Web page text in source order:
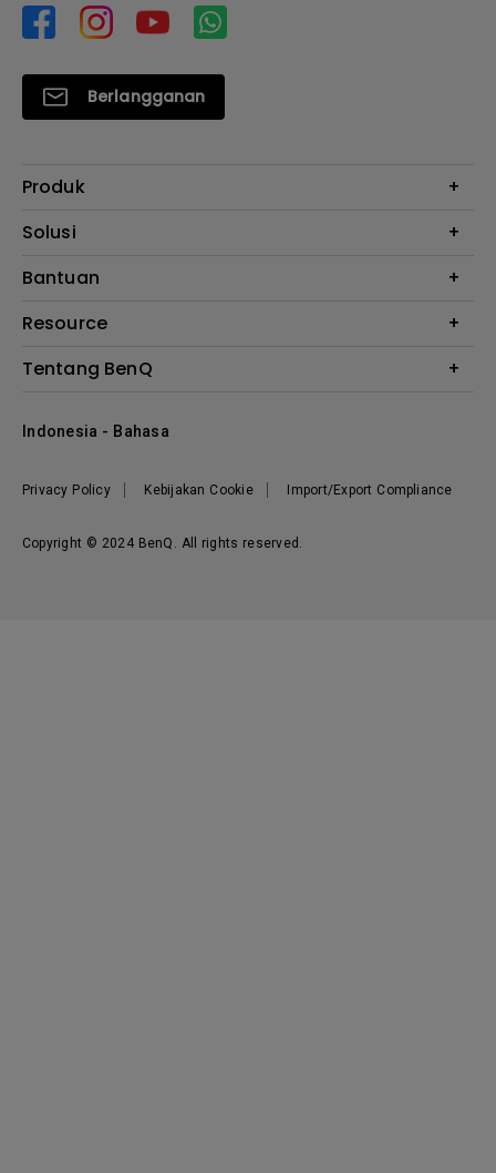
Berlangganan
Produk
Proyektor
Monitor Arm
Monitor Light Bar
Solusi
E-Sports
AQCOLOR
Monitor Eye-Care
Bantuan
Garansi
Layanan Perbaikan
Resource
Where to Buy
Knowledge Center
Tentang BenQ
Berita
Copyright © 2024 BenQ. All rights reserved.
Privacy Policy Kebijakan Cookie Import/Export Compliance
Indonesia - Bahasa